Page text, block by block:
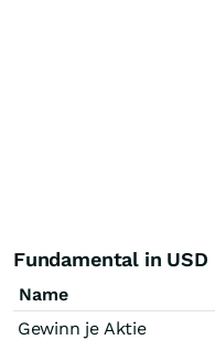
Fundamental in USD
Name
Gewinn je Aktie